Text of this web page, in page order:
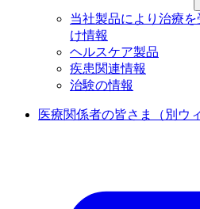
当社製品により治療
け情報
ヘルスケア製品
疾患関連情報
治験の情報
医療関係者の皆さま （別ウ